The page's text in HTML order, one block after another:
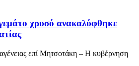
χρυσό ανακαλύφθηκε